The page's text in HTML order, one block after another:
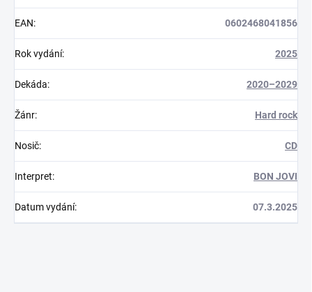
EAN: 0602468041856
Rok vydání: 2025
Dekáda: 2020–2029
Žánr: Hard rock
Nosič: CD
Interpret: BON JOVI
Datum vydání: 07.3.2025